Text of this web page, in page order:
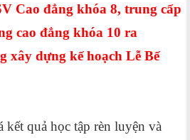
Cao đẳng khóa 8, trung cấp
cao đẳng khóa 10 ra
xây dựng kế hoạch Lễ Bế
kết quả học tập rèn luyện và